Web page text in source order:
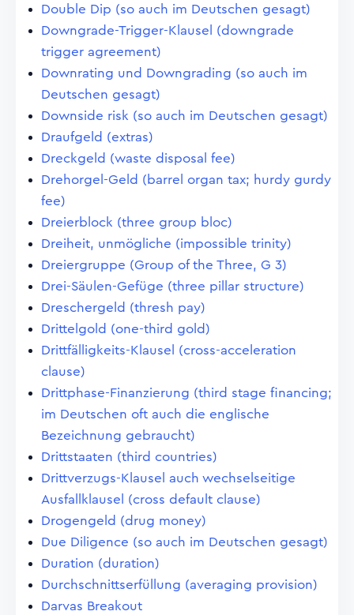
Double Dip (so auch im Deutschen gesagt)
Downgrade-Trigger-Klausel (downgrade
trigger agreement)
Downrating und Downgrading (so auch im
Deutschen gesagt)
Downside risk (so auch im Deutschen gesagt)
Draufgeld (extras)
Dreckgeld (waste disposal fee)
Drehorgel-Geld (barrel organ tax; hurdy gurdy
fee)
Dreierblock (three group bloc)
Dreiheit, unmögliche (impossible trinity)
Dreiergruppe (Group of the Three, G 3)
Drei-Säulen-Gefüge (three pillar structure)
Dreschergeld (thresh pay)
Drittelgold (one-third gold)
Drittfälligkeits-Klausel (cross-acceleration
clause)
Drittphase-Finanzierung (third stage financing;
im Deutschen oft auch die englische
Bezeichnung gebraucht)
Drittstaaten (third countries)
Drittverzugs-Klausel auch wechselseitige
Ausfallklausel (cross default clause)
Drogengeld (drug money)
Due Diligence (so auch im Deutschen gesagt)
Duration (duration)
Durchschnittserfüllung (averaging provision)
Darvas Breakout